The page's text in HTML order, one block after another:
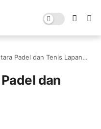
Padel dan Tenis Lapangan
dan